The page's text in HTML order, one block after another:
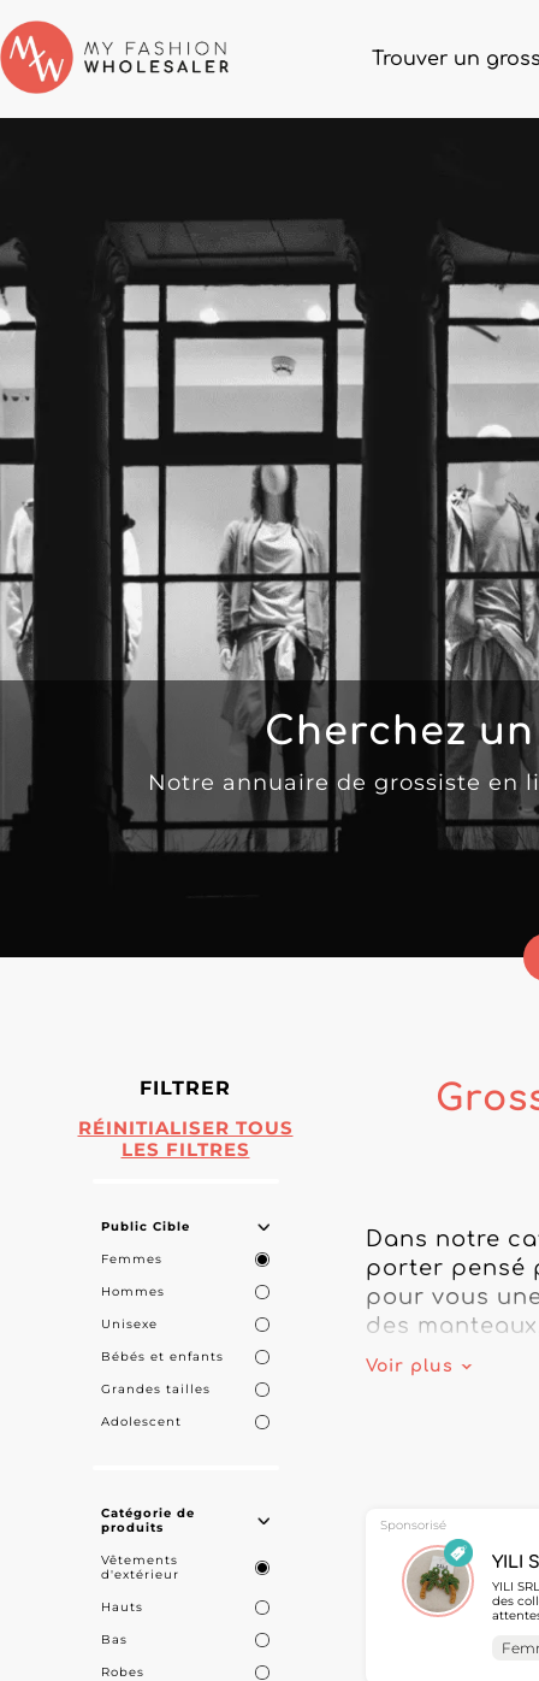
Trouver un
Cherchez
Notre annuaire de grossiste en
FILTRER
RÉINITIALISER TOUS
LES FILTRES
Public Cible
Femmes
Hommes
Unisexe
Bébés et enfants
Grandes tailles
Adolescent
Catégorie de
produits
Vêtements
d'extérieur
Hauts
Bas
Robes
Dans notre
porter pensé
pour vous
des
alliant
Nous
avec des
les loisirs
Voir plus
Sponsorisé
YILI
YILI
des